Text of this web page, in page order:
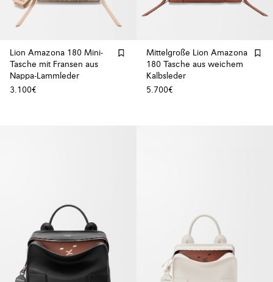
Lion Amazona 180 Mini-
Tasche mit Fransen aus
Nappa-Lammleder
3.100€
Mittelgroße Lion Amazona
180 Tasche aus weichem
Kalbsleder
5.700€